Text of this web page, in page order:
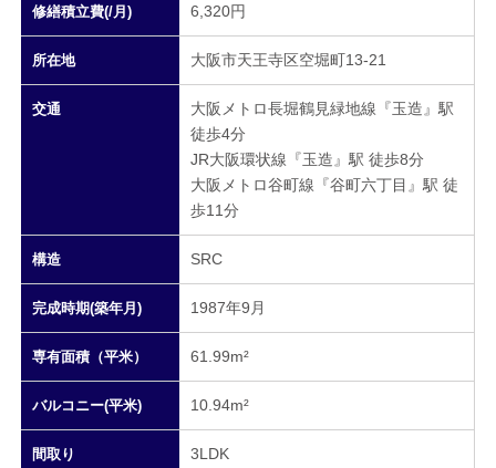
修繕積立費(/月) 6,320円
所在地 大阪市天王寺区空堀町13-21
交通
大阪メトロ長堀鶴見緑地線『玉造』駅
徒歩4分
JR大阪環状線『玉造』駅 徒歩8分
大阪メトロ谷町線『谷町六丁目』駅 徒
歩11分
構造 SRC
完成時期(築年月) 1987年9月
専有面積（平米） 61.99m²
バルコニー(平米) 10.94m²
間取り 3LDK